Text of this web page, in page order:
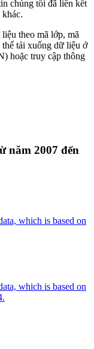
chúng tôi đã liên kết
theo mã lớp, mã
tải xuống dữ liệu ở
hoặc truy cập thông
năm 2007 đến
which is based on
which is based on